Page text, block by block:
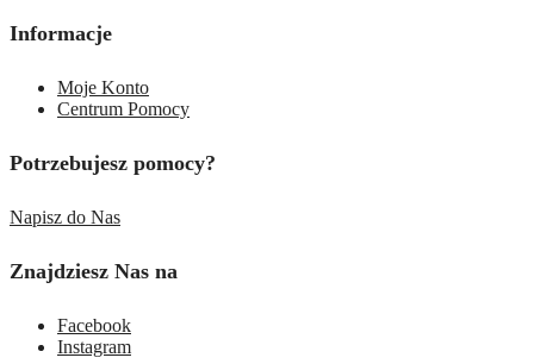
Informacje
Moje Konto
Centrum Pomocy
Potrzebujesz pomocy?
Napisz do Nas
Znajdziesz Nas na
Facebook
Instagram